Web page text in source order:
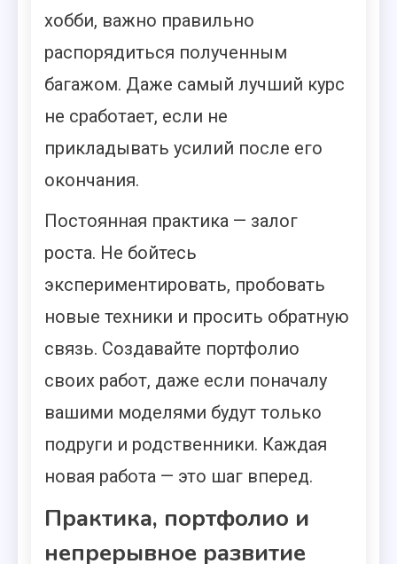
хобби, важно правильно
распорядиться полученным
багажом. Даже самый лучший курс
не сработает, если не
прикладывать усилий после его
окончания.
Постоянная практика — залог
роста. Не бойтесь
экспериментировать, пробовать
новые техники и просить обратную
связь. Создавайте портфолио
своих работ, даже если поначалу
вашими моделями будут только
подруги и родственники. Каждая
новая работа — это шаг вперед.
Практика, портфолио и
непрерывное развитие